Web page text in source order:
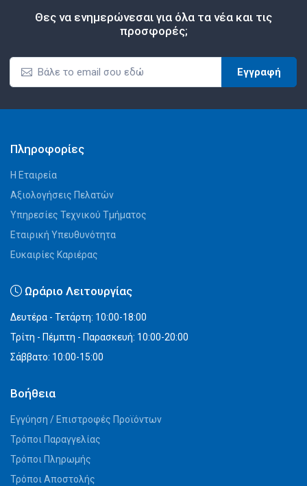
Θες να ενημερώνεσαι για όλα τα νέα και τις
προσφορές;
Εγγραφή
Πληροφορίες
Η Εταιρεία
Αξιολογήσεις Πελατών
Υπηρεσίες Τεχνικού Τμήματος
Εταιρική Υπευθυνότητα
Ευκαιρίες Καριέρας
Ωράριο Λειτουργίας
Δευτέρα - Τετάρτη: 10:00-18:00
Τρίτη - Πέμπτη - Παρασκευή: 10:00-20:00
Σάββατο: 10:00-15:00
Βοήθεια
Εγγύηση / Επιστροφές Προϊόντων
Τρόποι Παραγγελίας
Τρόποι Πληρωμής
Τρόποι Αποστολής